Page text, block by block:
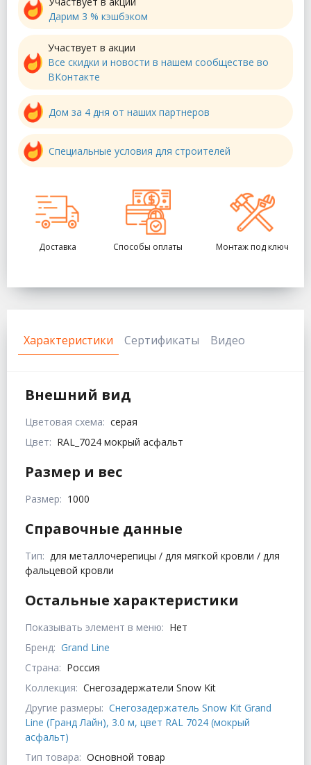
Дарим 3 % кэшбэком
Участвует в акции
Все скидки и новости в нашем сообществе во
ВКонтакте
Дом за 4 дня от наших партнеров
Специальные условия для строителей
Доставка Способы оплаты Монтаж под ключ
Характеристики Сертификаты Видео
Внешний вид
Цветовая схема: серая
Цвет: RAL_7024 мокрый асфальт
Размер и вес
Размер: 1000
Справочные данные
Тип: для металлочерепицы / для мягкой кровли / для
фальцевой кровли
Остальные характеристики
Показывать элемент в меню: Нет
Бренд: Grand Line
Страна: Россия
Коллекция: Снегозадержатели Snow Kit
Другие размеры: Снегозадержатель Snow Kit Grand
Line (Гранд Лайн), 3.0 м, цвет RAL 7024 (мокрый
асфальт)
Тип товара: Основной товар